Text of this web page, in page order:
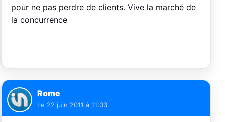
pour ne pas perdre de clients. Vive la marché de
la concurrence
Rome
Le 22 juin 2011 à 11:03